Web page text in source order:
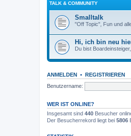
TALK & COMMUNITY
Smalltalk
"Off Topic", Fun und
Hi, ich bin neu
Du bist
ANMELDEN • REGISTRIEREN
Benutzername:
WER IST ONLINE?
Insgesamt sind 440 Besucher
Der Besucherrekord liegt bei 5806